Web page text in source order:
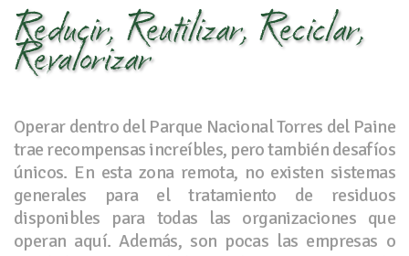
Reducir, Reutilizar, Reciclar,
Revalorizar
Operar dentro del Parque Nacional Torres del Paine
trae recompensas increíbles, pero también desafíos
únicos. En esta zona remota, no existen sistemas
generales para el tratamiento de residuos
disponibles para todas las organizaciones que
operan aquí. Además, son pocas las empresas o